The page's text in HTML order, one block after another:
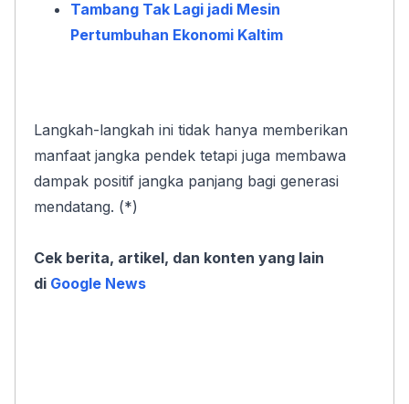
Tambang Tak Lagi jadi Mesin
Pertumbuhan Ekonomi Kaltim
Langkah-langkah ini tidak hanya memberikan
manfaat jangka pendek tetapi juga membawa
dampak positif jangka panjang bagi generasi
mendatang. (*)
Cek berita, artikel, dan konten yang lain
di Google News